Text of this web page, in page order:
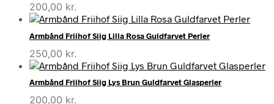
200,00 kr.
Armbånd Friihof Siig Lilla Rosa Guldfarvet Perler
250,00 kr.
Armbånd Friihof Siig Lys Brun Guldfarvet Glasperler
200,00 kr.